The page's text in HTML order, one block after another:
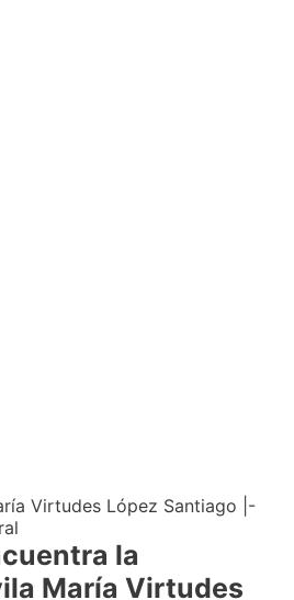
la
María Virtudes